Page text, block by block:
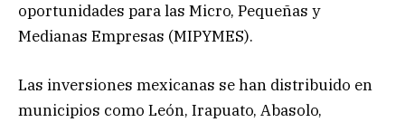
oportunidades para las Micro, Pequeñas y
Medianas Empresas (MIPYMES).
Las inversiones mexicanas se han distribuido en
municipios como León, Irapuato, Abasolo,